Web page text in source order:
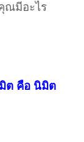
ณมีอะไร
ต คือ นิมิต